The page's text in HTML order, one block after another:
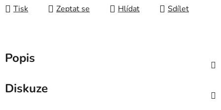
Tisk Zeptat se Hlídat Sdílet
Popis
Diskuze